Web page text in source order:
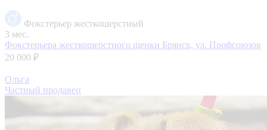
Фокстерьер жесткошерстный
3 мес.
Фокстерьера жесткошерстного щенки Брянск, ул. Профсоюзов
20 000 ₽
Ольга
Частный продавец